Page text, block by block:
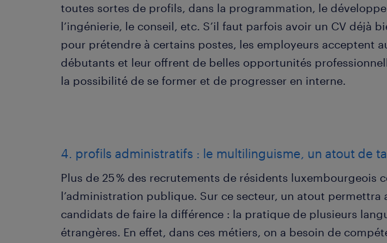
toutes sortes de profils, dans la programmation, le
l’ingénierie, le conseil, etc. S’il faut parfois avoir un CV déjà
pour prétendre à certains postes, les employeurs acceptent
débutants et leur offrent de belles opportunités
la possibilité de se former et de progresser en interne.
4. profils administratifs : le multilinguisme, un atout de
Plus de 25 % des recrutements de résidents luxembourgeois
l’administration publique. Sur ce secteur, un atout permettra
candidats de faire la différence : la pratique de plusieurs
étrangères. En effet, dans ces métiers, on a besoin de